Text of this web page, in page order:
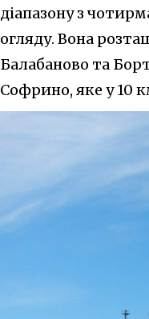
діапазону з
огляду. Вона
Балабаново та
Софрино, яке у 10